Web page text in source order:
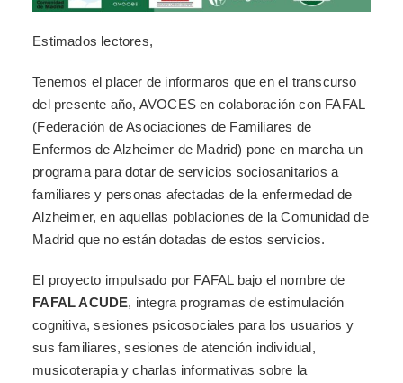
Estimados lectores,
Tenemos el placer de informaros que en el transcurso
del presente año, AVOCES en colaboración con FAFAL
(Federación de Asociaciones de Familiares de
Enfermos de Alzheimer de Madrid) pone en marcha un
programa para dotar de servicios sociosanitarios a
familiares y personas afectadas de la enfermedad de
Alzheimer, en aquellas poblaciones de la Comunidad de
Madrid que no están dotadas de estos servicios.
El proyecto impulsado por FAFAL bajo el nombre de
FAFAL ACUDE, integra programas de estimulación
cognitiva, sesiones psicosociales para los usuarios y
sus familiares, sesiones de atención individual,
musicoterapia y charlas informativas sobre la